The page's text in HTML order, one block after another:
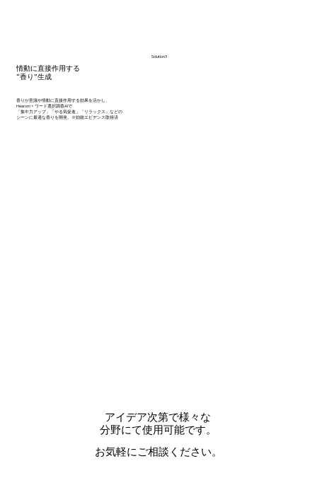
Solution3
情動に直接作用する
“香り”生成
香りが意識や情動に直接作用する効果を活かし、
Hearom × ワード選択調香AIで
「集中力アップ」「やる気促進」「リラックス」などの
シーンに最適な香りを開発。※効能エビデンス取得済
アイデア次第で様々な
分野にて使用可能です。
お気軽にご相談ください。